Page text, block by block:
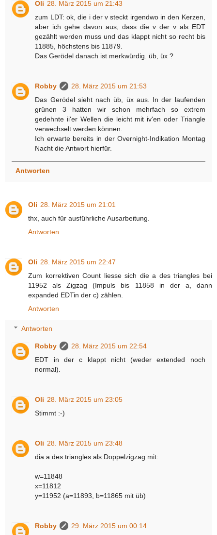
Oli 28. März 2015 um 21:43
zum LDT: ok, die i der v steckt irgendwo in den Kerzen,
aber ich gehe davon aus, dass die v der v als EDT
gezählt werden muss und das klappt nicht so recht bis
11885, höchstens bis 11879.
Das Gerödel danach ist merkwürdig. üb, üx ?
Robby
28. März 2015 um 21:53
Das Gerödel sieht nach üb, üx aus. In der laufenden
grünen 3 hatten wir schon mehrfach so extrem
gedehnte ii'er Wellen die leicht mit iv'en oder Triangle
verwechselt werden können.
Ich erwarte bereits in der Overnight-Indikation Montag
Nacht die Antwort hierfür.
Antworten
Oli 28. März 2015 um 21:01
thx, auch für ausführliche Ausarbeitung.
Antworten
Oli 28. März 2015 um 22:47
Zum korrektiven Count liesse sich die a des triangles bei
11952 als Zigzag (Impuls bis 11858 in der a, dann
expanded EDTin der c) zählen.
Antworten
Antworten
Robby
28. März 2015 um 22:54
EDT in der c klappt nicht (weder extended noch
normal).
Oli 28. März 2015 um 23:05
Stimmt :-)
Oli 28. März 2015 um 23:48
dia a des triangles als Doppelzigzag mit:
w=11848
x=11812
y=11952 (a=11893, b=11865 mit üb)
Robby
29. März 2015 um 00:14